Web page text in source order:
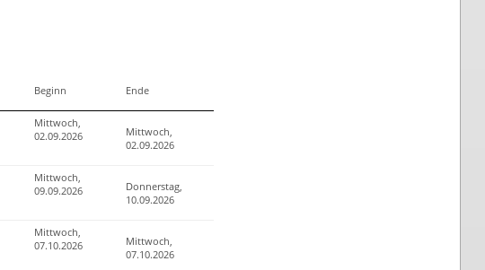
Beginn Ende
Mittwoch,
02.09.2026
Mittwoch,
02.09.2026
Mittwoch,
09.09.2026
Donnerstag,
10.09.2026
Mittwoch,
07.10.2026
Mittwoch,
07.10.2026